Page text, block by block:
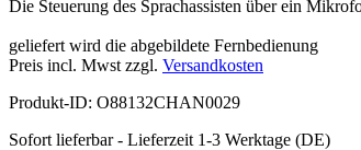
Die Steuerung des Sprachassisten über ein
geliefert wird die abgebildete Fernbedienung
Preis incl. Mwst zzgl. Versandkosten
Produkt-ID: O88132CHAN0029
Sofort lieferbar - Lieferzeit 1-3 Werktage (DE)